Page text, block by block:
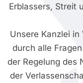
Erblassers, Streit
Unsere Kanzlei
durch alle
der Regelung des
der